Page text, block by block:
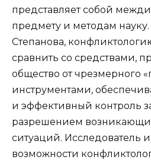
представляет собой
предмету и методам
Степанова,
сравнить со средствами,
общество от чрезмерного
инструментами,
и эффективный контроль
разрешением
ситуаций. Исследователь
возможности